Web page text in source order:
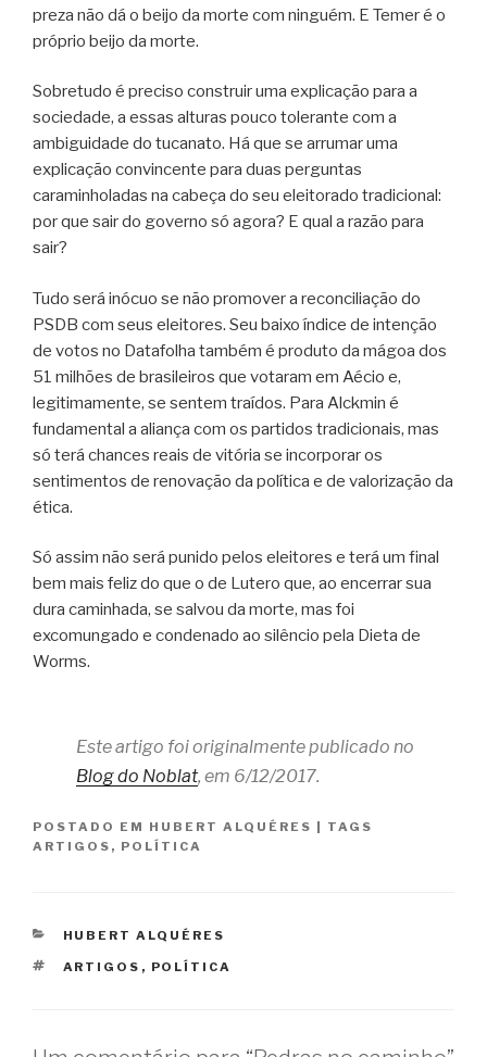
preza não dá o beijo da morte com ninguém. E Temer é o
próprio beijo da morte.
Sobretudo é preciso construir uma explicação para a
sociedade, a essas alturas pouco tolerante com a
ambiguidade do tucanato. Há que se arrumar uma
explicação convincente para duas perguntas
caraminholadas na cabeça do seu eleitorado tradicional:
por que sair do governo só agora? E qual a razão para
sair?
Tudo será inócuo se não promover a reconciliação do
PSDB com seus eleitores. Seu baixo índice de intenção
de votos no Datafolha também é produto da mágoa dos
51 milhões de brasileiros que votaram em Aécio e,
legitimamente, se sentem traídos. Para Alckmin é
fundamental a aliança com os partidos tradicionais, mas
só terá chances reais de vitória se incorporar os
sentimentos de renovação da política e de valorização da
ética.
Só assim não será punido pelos eleitores e terá um final
bem mais feliz do que o de Lutero que, ao encerrar sua
dura caminhada, se salvou da morte, mas foi
excomungado e condenado ao silêncio pela Dieta de
Worms.
Este artigo foi originalmente publicado no
Blog do Noblat, em 6/12/2017.
POSTADO EM HUBERT ALQUÉRES | TAGS
ARTIGOS , POLÍTICA
CATEGORIAS
HUBERT ALQUÉRES
TAGS
ARTIGOS , POLÍTICA